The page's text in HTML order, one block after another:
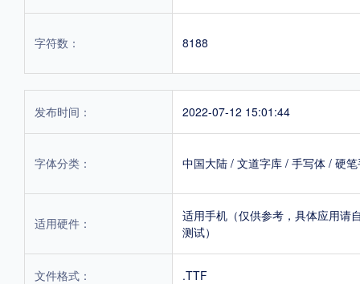
字体新闻 字体文章 字体程序 字体人物 字体网站
字符数： 8188
发布时间： 2022-07-12 15:01:44
字体分类： 中国大陆 / 文道字库 / 手写体 / 硬
适用硬件：
适用手机（仅供参考，具体应用请
测试）
文件格式： .TTF